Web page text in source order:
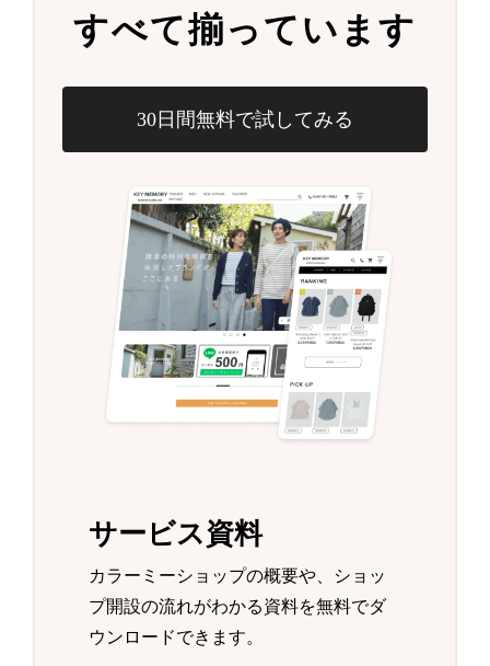
すべて揃っています
30日間無料で試してみる
サービス資料
カラーミーショップの概要や、ショッ
プ開設の流れがわかる資料を無料でダ
ウンロードできます。